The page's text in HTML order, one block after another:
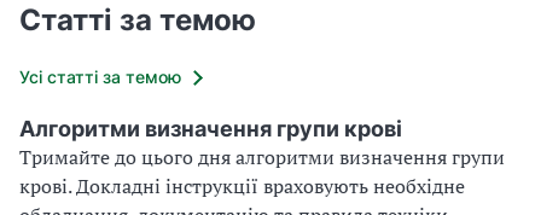
Статті за темою
Усі статті за темою
Алгоритми визначення групи крові
Тримайте до цього дня алгоритми визначення групи
крові. Докладні інструкції враховують необхідне